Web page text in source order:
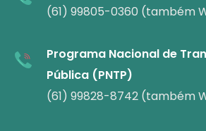
(61) 99805-0360 (também
Programa Nacional de
Pública (PNTP)
(61) 99828-8742 (também